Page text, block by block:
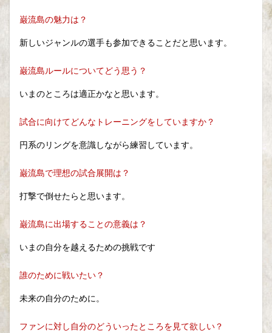
巌流島の魅力は？
新しいジャンルの選手も参加できることだと思います。
巌流島ルールについてどう思う？
いまのところは適正かなと思います。
試合に向けてどんなトレーニングをしていますか？
円系のリングを意識しながら練習しています。
巌流島で理想の試合展開は？
打撃で倒せたらと思います。
巌流島に出場することの意義は？
いまの自分を越えるための挑戦です
誰のために戦いたい？
未来の自分のために。
ファンに対し自分のどういったところを見て欲しい？